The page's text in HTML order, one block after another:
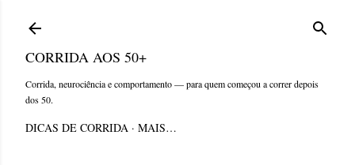
CORRIDA AOS 50+
Corrida, neurociência e comportamento — para quem começou a correr depois
dos 50.
DICAS DE CORRIDA MAIS…